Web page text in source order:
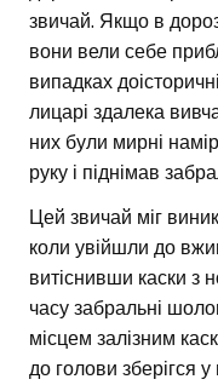
звичай. Якщо в
вони вели себе
випадках
лицарі здалека
них були мирні
руку і піднімав
Цей звичай міг
коли увійшли до
витіснивши каски з
часу забральні
місцем залізним
до голови зберігся